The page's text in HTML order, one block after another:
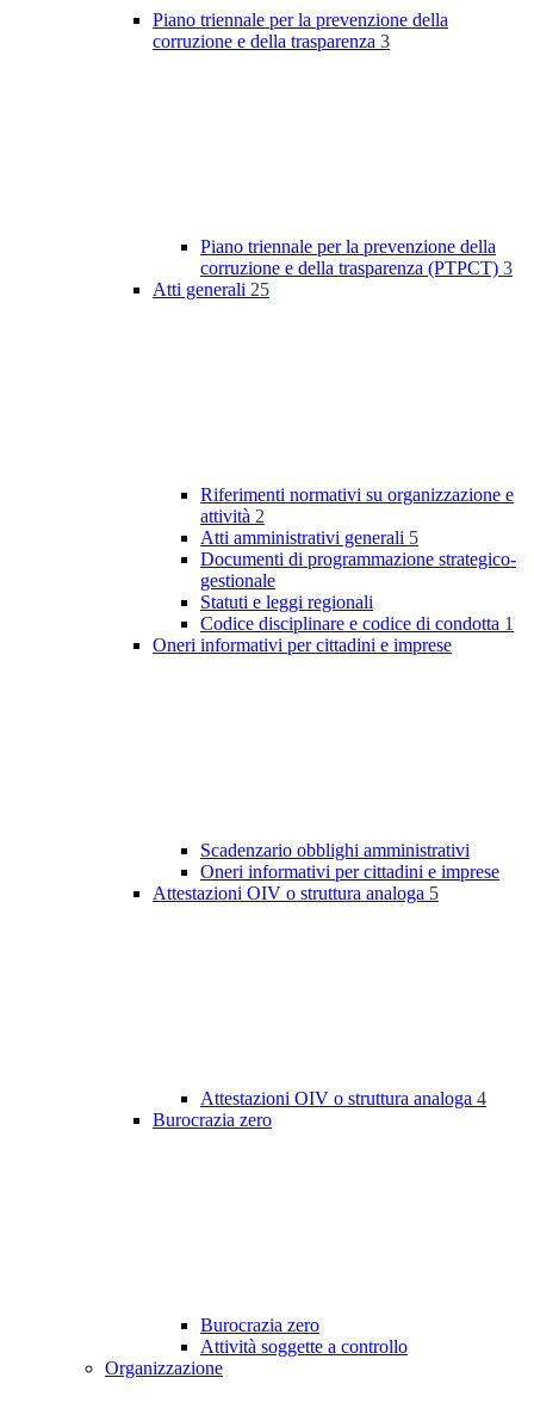
Piano triennale per la prevenzione della
corruzione e della trasparenza 3
Piano triennale per la prevenzione della
corruzione e della trasparenza (PTPCT) 3
Atti generali 25
Riferimenti normativi su organizzazione e
attività 2
Atti amministrativi generali 5
Documenti di programmazione strategico-
gestionale
Statuti e leggi regionali
Codice disciplinare e codice di condotta 1
Oneri informativi per cittadini e imprese
Scadenzario obblighi amministrativi
Oneri informativi per cittadini e imprese
Attestazioni OIV o struttura analoga 5
Attestazioni OIV o struttura analoga 4
Burocrazia zero
Burocrazia zero
Attività soggette a controllo
Organizzazione